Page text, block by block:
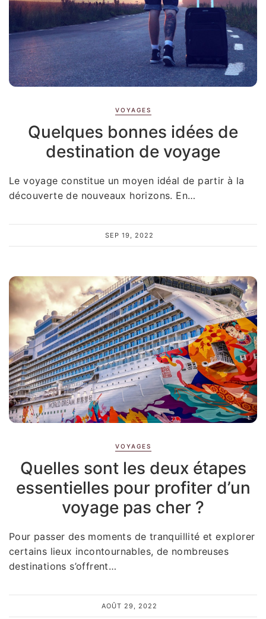
VOYAGES
Quelques bonnes idées de
destination de voyage
Le voyage constitue un moyen idéal de partir à la
découverte de nouveaux horizons. En…
SEP 19, 2022
VOYAGES
Quelles sont les deux étapes
essentielles pour profiter d’un
voyage pas cher ?
Pour passer des moments de tranquillité et explorer
certains lieux incontournables, de nombreuses
destinations s’offrent…
AOÛT 29, 2022